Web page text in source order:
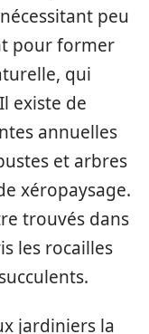
peu
pour former
qui
existe de
annuelles
et arbres
xéropaysage.
trouvés dans
les rocailles
jardiniers la